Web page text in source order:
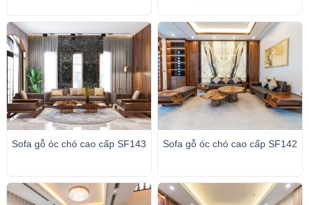
Sofa gỗ óc chó cao cấp SF143 Sofa gỗ óc chó cao cấp SF142